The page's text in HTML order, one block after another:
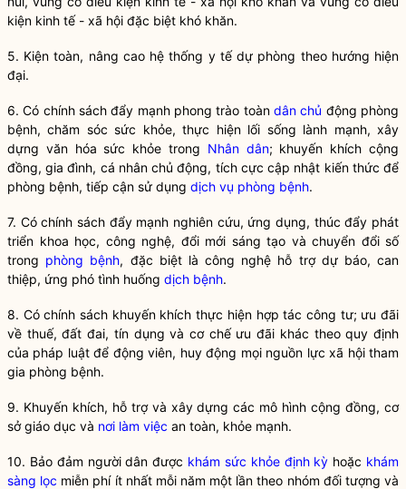
kiện kinh tế - xã hội đặc biệt khó khăn.
5. Kiện toàn, nâng cao hệ thống y tế dự phòng theo hướng hiện
đại.
6. Có chính sách đẩy mạnh phong trào toàn dân chủ động phòng
bệnh, chăm sóc sức khỏe, thực hiện lối sống lành mạnh, xây
dựng văn hóa sức khỏe trong Nhân dân; khuyến khích cộng
đồng, gia đình, cá nhân chủ động, tích cực cập nhật kiến thức để
phòng bệnh, tiếp cận sử dụng dịch vụ phòng bệnh.
7. Có chính sách đẩy mạnh nghiên cứu, ứng dụng, thúc đẩy phát
triển khoa học, công nghệ, đổi mới sáng tạo và chuyển đổi số
trong phòng bệnh, đặc biệt là công nghệ hỗ trợ dự báo, can
thiệp, ứng phó tình huống dịch bệnh.
8. Có chính sách khuyến khích thực hiện hợp tác công tư; ưu đãi
về thuế, đất đai, tín dụng và cơ chế ưu đãi khác theo quy định
của pháp luậtđể động viên, huy động mọi nguồn lực xã hội tham
gia phòng bệnh.
9. Khuyến khích, hỗ trợ và xây dựng các mô hình cộng đồng, cơ
sở giáo dục và nơi làm việc an toàn, khỏe mạnh.
10. Bảo đảm người dân được khám sức khỏe định kỳ hoặc khám
sàng lọc miễn phí ít nhất mỗi năm một lần theo nhóm đối tượng và